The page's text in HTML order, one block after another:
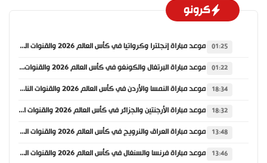
كرونو
01:25 موعد مباراة إنجلترا وكرواتيا في كأس العالم 2026 والقنوات الناقلة
01:22 موعد مباراة البرتغال والكونغو في كأس العالم 2026 والقنوات الناقلة
18:34 موعد مباراة النمسا والأردن في كأس العالم 2026 والقنوات الناقلة
18:32 موعد مباراة الأرجنتين والجزائر في كأس العالم 2026 والقنوات الناقلة
13:48 موعد مباراة العراق والنرويج في كأس العالم 2026 والقنوات الناقلة
13:46 موعد مباراة فرنسا والسنغال في كأس العالم 2026 والقنوات الناقلة